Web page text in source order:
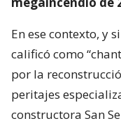
En ese contexto, y
calificó como
por la
peritajes
constructora San